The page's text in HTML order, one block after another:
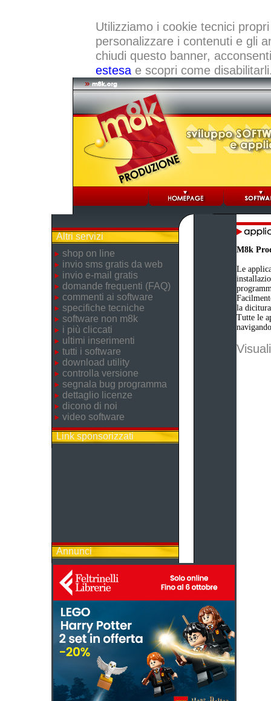
Utilizziamo i cookie tecnici
personalizzare i contenuti e gli
chiudi questo banner,
estesae scopri come
Altri servizi
shop on line
invio sms gratis da web
invio e-mail gratis
domande frequenti (FAQ)
commenti ai software
specifiche tecniche
software non m8k
i più cliccati
ultimi inserimenti
tutti i software
download utility
controlla versione
segnala bug programma
dettaglio licenze
dicono di noi
video software
Link sponsorizzati
Annunci
M8k
Le
la
Tutte le